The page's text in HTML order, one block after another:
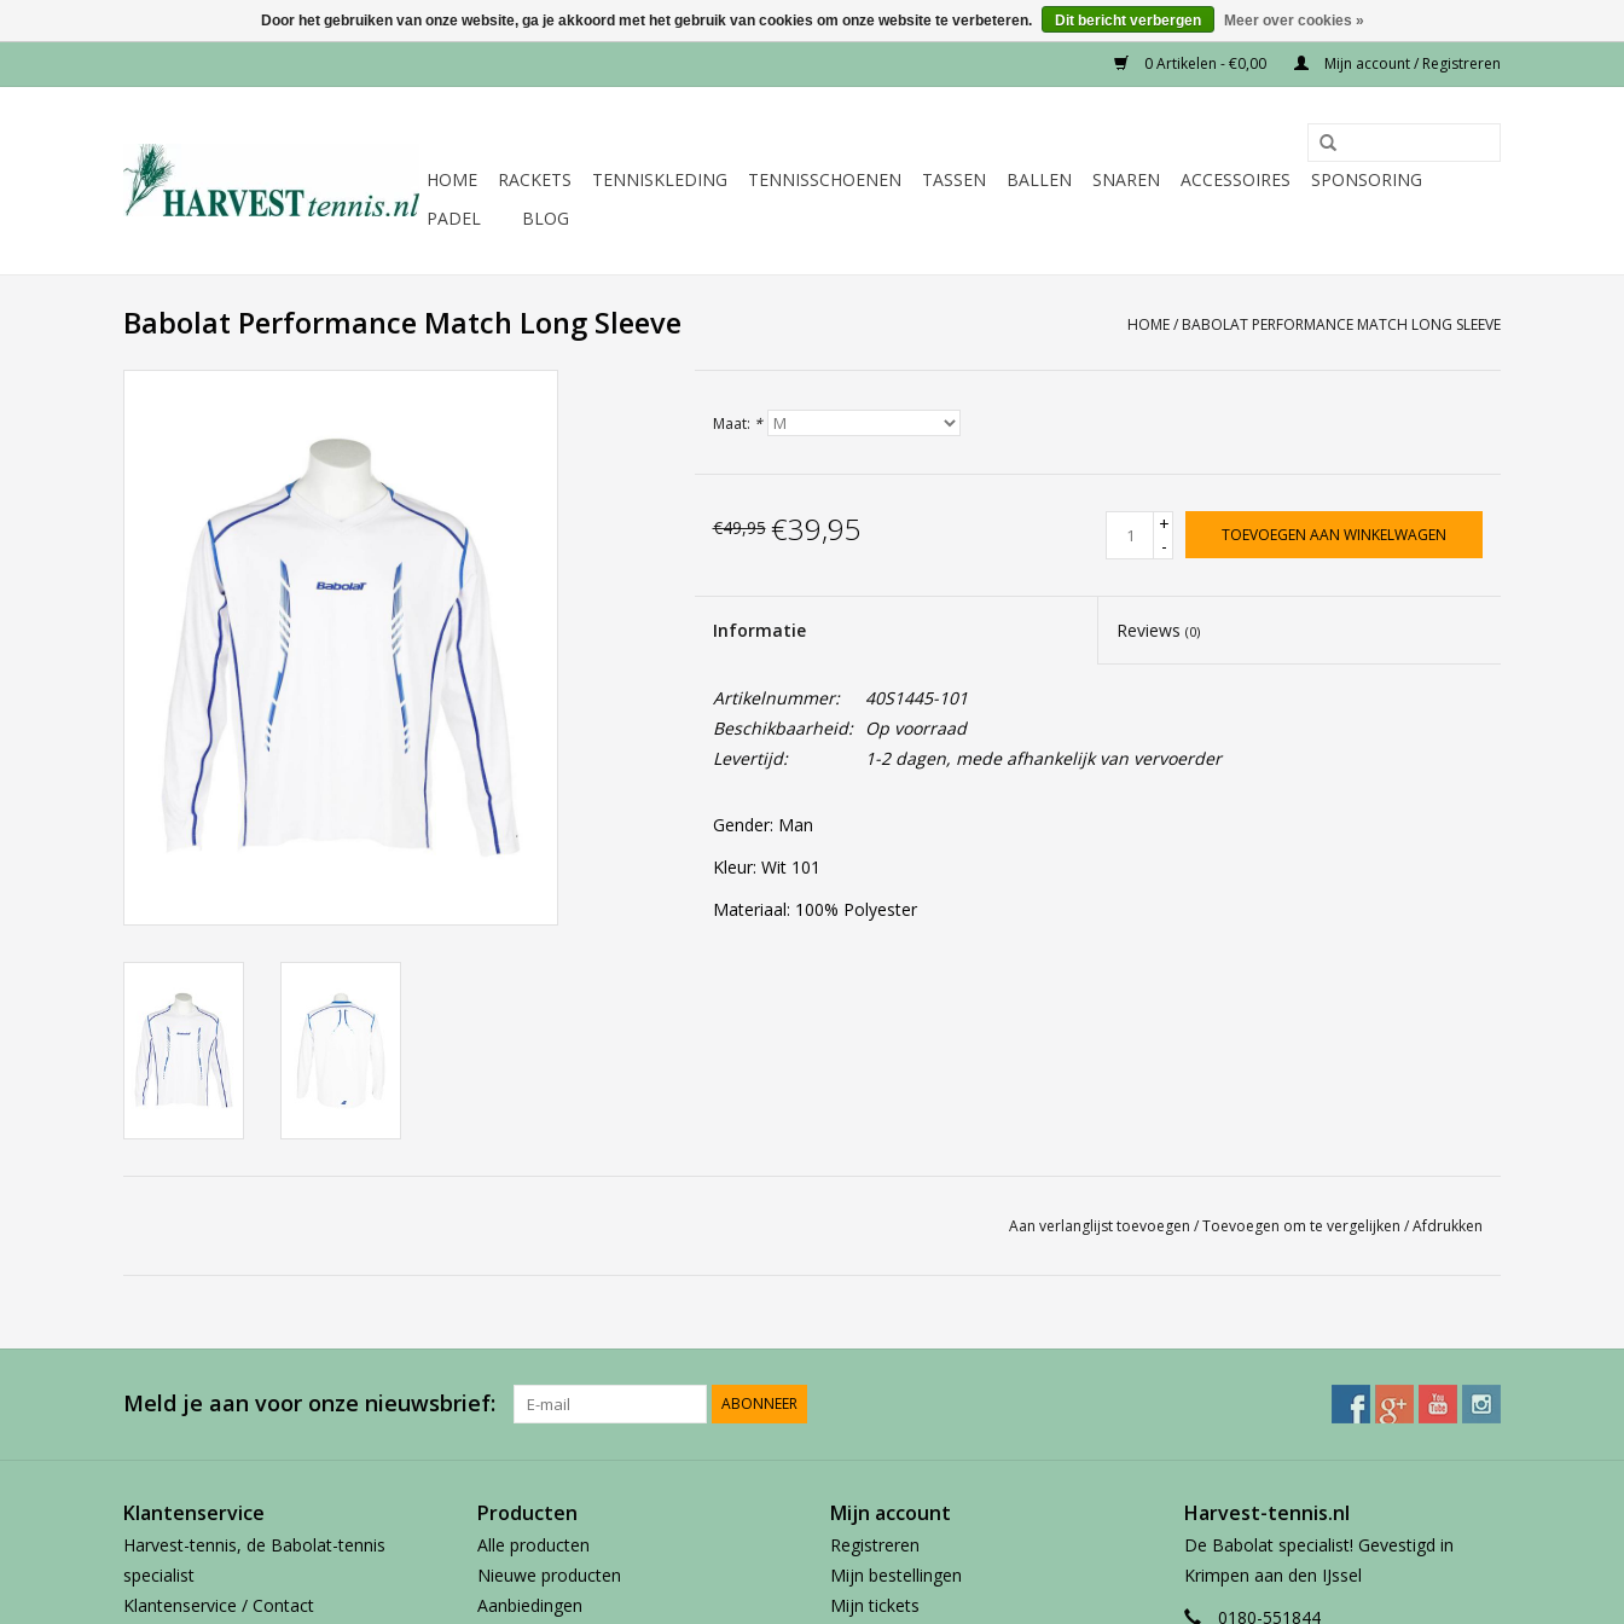
0 Artikelen - €0,00 Mijn account / Registreren
HOME RACKETS TENNISKLEDING TENNISSCHOENEN TASSEN BALLEN SNAREN ACCESSOIRES
SPONSORING
PADEL
BLOG
Babolat Performance Match Long Sleeve HOME/ BABOLAT PERFORMANCE MATCH LONG SLEEVE
Maat: *
€49,95 €39,95
+
-
TOEVOEGEN AAN WINKELWAGEN
Informatie Reviews(0)
Artikelnummer:
40S1445-101
Beschikbaarheid:
Op voorraad
Levertijd:
1-2 dagen, mede afhankelijk van vervoerder
Gender: Man
Kleur: Wit 101
Materiaal: 100% Polyester
Aan verlanglijst toevoegen /Toevoegen om te vergelijken /Afdrukken
Meld je aan voor onze nieuwsbrief: ABONNEER
Klantenservice
Harvest-tennis, de Babolat-tennis
specialist
Klantenservice / Contact
Producten
Alle producten
Nieuwe producten
Aanbiedingen
Mijn account
Registreren
Mijn bestellingen
Mijn tickets
Harvest-tennis.nl
De Babolat specialist! Gevestigd in
Krimpen aan den IJssel
0180-551844
Door het gebruiken van onze website, ga je akkoord met het gebruik van cookies om onze website te verbeteren. Dit bericht verbergen Meer over cookies »